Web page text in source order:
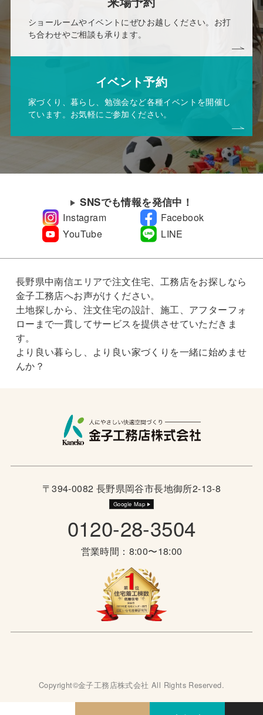
ショールームやイベントにぜひお越しください。お打
ち合わせやご相談も承ります。
イベント予約
家づくり、暮らし、勉強会など各種イベントを開催し
ています。お気軽にご参加ください。
SNSでも情報を発信中！
Instagram
Facebook
YouTube
LINE
長野県中南信エリアで注文住宅、工務店をお探しなら
金子工務店へお声がけください。
土地探しから、注文住宅の設計、施工、アフターフォ
ローまで一貫してサービスを提供させていただきま
す。
より良い暮らし、より良い家づくりを一緒に始めませ
んか？
〒394-0082 長野県岡谷市長地御所2-13-8
Google Map
0120-28-3504
営業時間：8:00〜18:00
Copyright©金子工務店株式会社 All Rights Reserved.